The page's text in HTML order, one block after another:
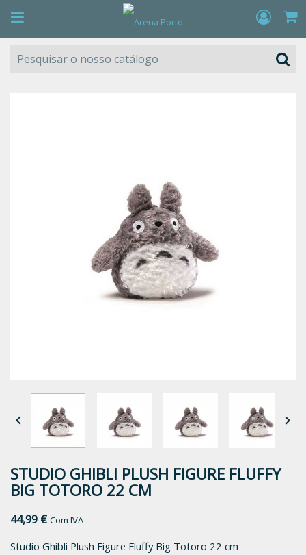
 
STUDIO GHIBLI PLUSH FIGURE FLUFFY
BIG TOTORO 22 CM
44,99 € Com IVA
Studio Ghibli Plush Figure Fluffy Big Totoro 22 cm